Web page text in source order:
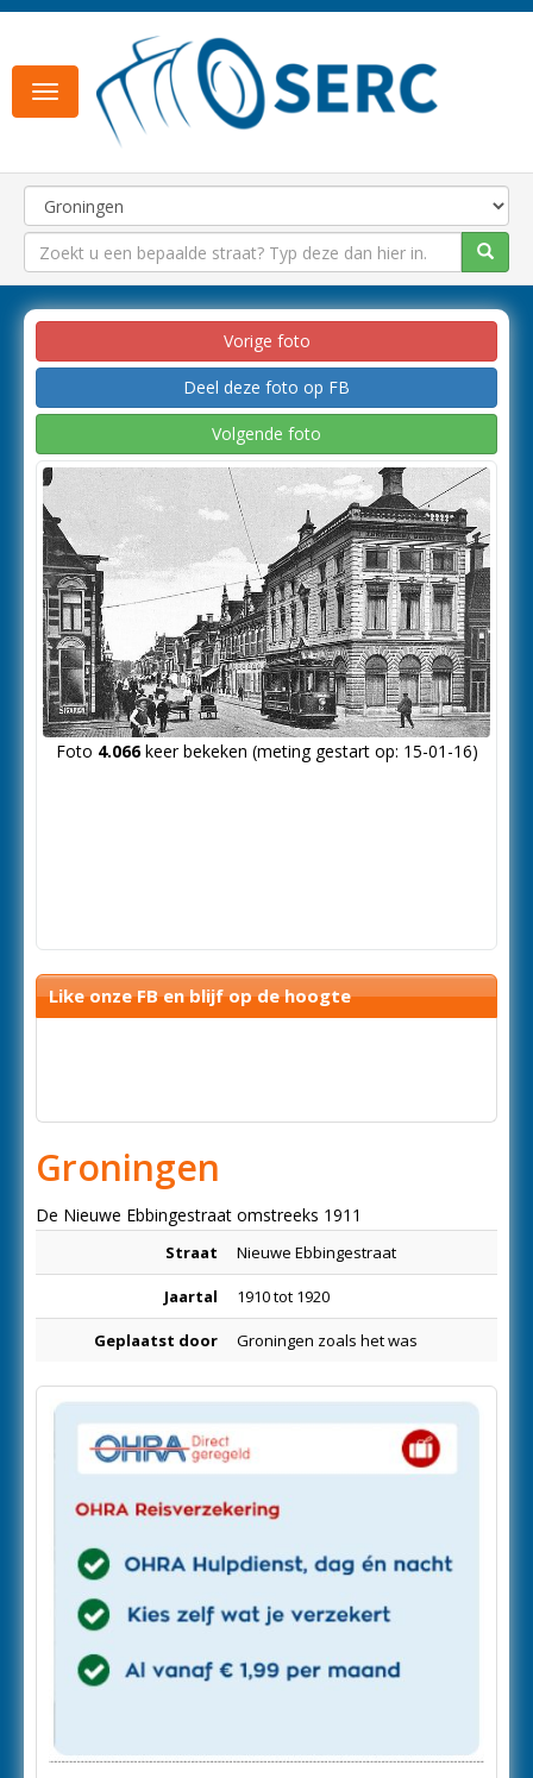
Toggle
navigation
Vorige foto
Deel deze foto op FB
Volgende foto
Foto 4.066keer bekeken (meting gestart op: 15-01-16)
Like onze FB en blijf op de hoogte
Groningen
De Nieuwe Ebbingestraat omstreeks 1911
Straat Nieuwe Ebbingestraat
Jaartal 1910 tot 1920
Geplaatst door Groningen zoals het was